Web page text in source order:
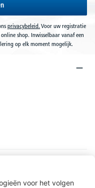
privacybeleid. Voor uw registratie
shop. Inwisselbaar vanaf een
op elk moment mogelijk.